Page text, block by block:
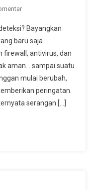
Pada
Hunting
–
Proaktif
Mencari
Ancaman
Bayangkan
baru saja
firewall, antivirus, dan
aman… sampai suatu
mulai berubah,
peringatan.
serangan […]